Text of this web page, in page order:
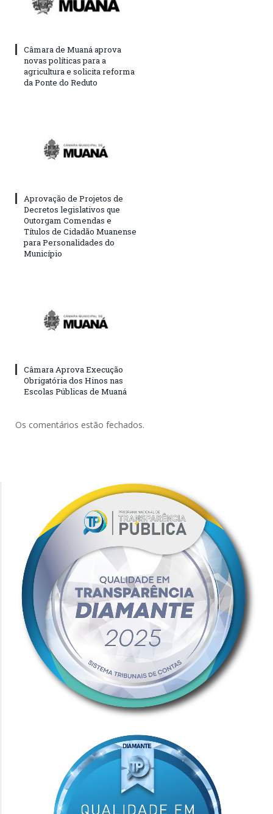
Câmara de Muaná aprova
novas políticas para a
agricultura e solicita reforma
da Ponte do Reduto
Aprovação de Projetos de
Decretos legislativos que
Outorgam Comendas e
Títulos de Cidadão Muanense
para Personalidades do
Município
Câmara Aprova Execução
Obrigatória dos Hinos nas
Escolas Públicas de Muaná
Os comentários estão fechados.